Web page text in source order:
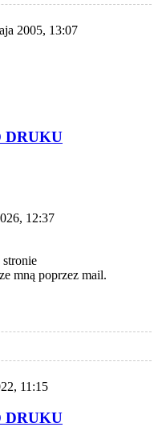
2005, 13:07
DRUKU
12:37
stronie
mną poprzez mail.
11:15
DRUKU